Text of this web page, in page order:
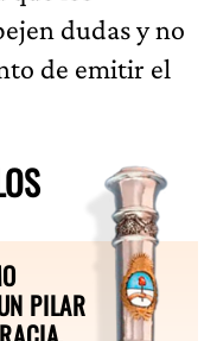
dudas y no
de emitir el
PILAR